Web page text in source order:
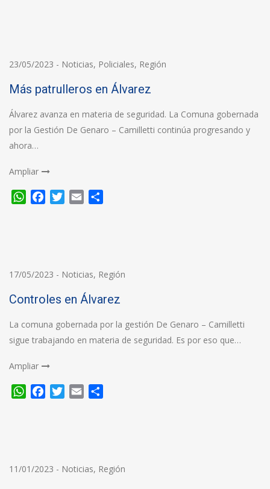
23/05/2023 - Noticias, Policiales, Región
Más patrulleros en Álvarez
Álvarez avanza en materia de seguridad. La Comuna gobernada
por la Gestión De Genaro – Camilletti continúa progresando y
ahora…
Ampliar
WhatsApp
FacebookTwitter
Email
17/05/2023 - Noticias, Región
Controles en Álvarez
La comuna gobernada por la gestión De Genaro – Camilletti
sigue trabajando en materia de seguridad. Es por eso que…
Ampliar
WhatsApp
FacebookTwitter
Email
11/01/2023 - Noticias, Región